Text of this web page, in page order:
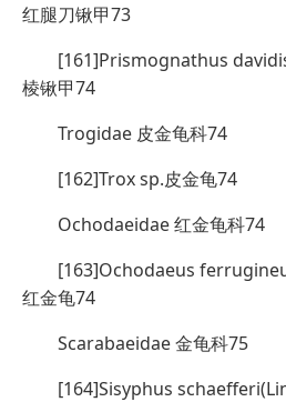
红腿刀锹甲73
[161]Prismognathus
棱锹甲74
Trogidae 皮金龟科74
[162]Trox sp.皮金龟74
Ochodaeidae 红金龟科74
[163]Ochodaeus
红金龟74
Scarabaeidae 金龟科75
[164]Sisyphus